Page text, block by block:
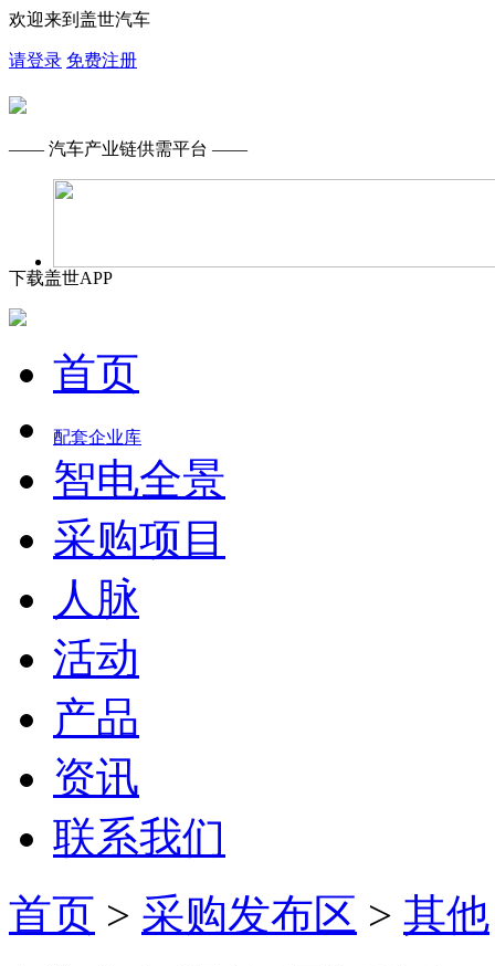
欢迎来到盖世汽车
请登录 免费注册
—— 汽车产业链供需平台 ——
下载盖世APP
首页
配套企业库
智电全景
采购项目
人脉
活动
产品
资讯
联系我们
首页 > 采购发布区 > 其他